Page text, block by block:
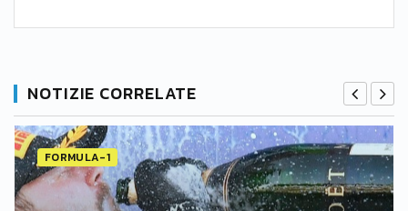
NOTIZIE CORRELATE
FORMULA-1